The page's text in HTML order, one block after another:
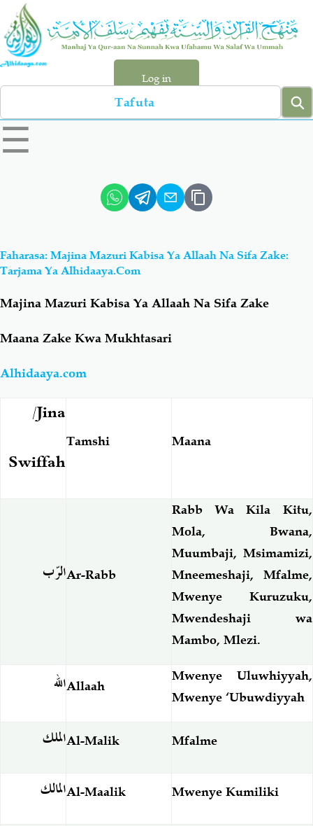
Skip
main
content
Log in
Search
left
sidebar
☰
Hadiyth
Aqiydah
Shirki & Kufru Bid-'ah (Uzushi)
Fataawa Za Ulamaa Kauli Za Salaf
Maswali-Majibu
Vitabu
Faharasa: Majina Mazuri Kabisa Ya Allaah Na Sifa Zake:
Tarjama Ya Alhidaaya.com
Majina Mazuri Kabisa Ya Allaah Na Sifa Zake
Maana Zake Kwa Mukhtasari
Alhidaaya.com
Jina/
Swiffah
Tamshi Maana
الرّبAr-Rabb
Rabb Wa Kila Kitu,
Mola, Bwana,
Muumbaji, Msimamizi,
Mneemeshaji, Mfalme,
Mwenye Kuruzuku,
Mwendeshaji wa
Mambo, Mlezi.
اللهAllaah
Mwenye Uluwhiyyah,
Mwenye ‘Ubuwdiyyah
الملكAl-Malik Mfalme
المالكAl-Maalik Mwenye Kumiliki